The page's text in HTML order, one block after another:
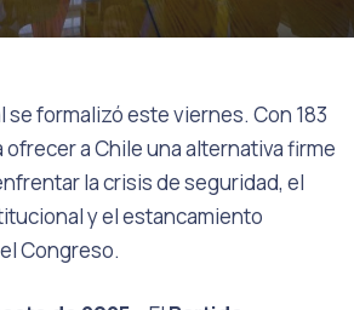
se formalizó este viernes. Con 183
a Chile una alternativa firme
la crisis de seguridad, el
y el estancamiento
Congreso.